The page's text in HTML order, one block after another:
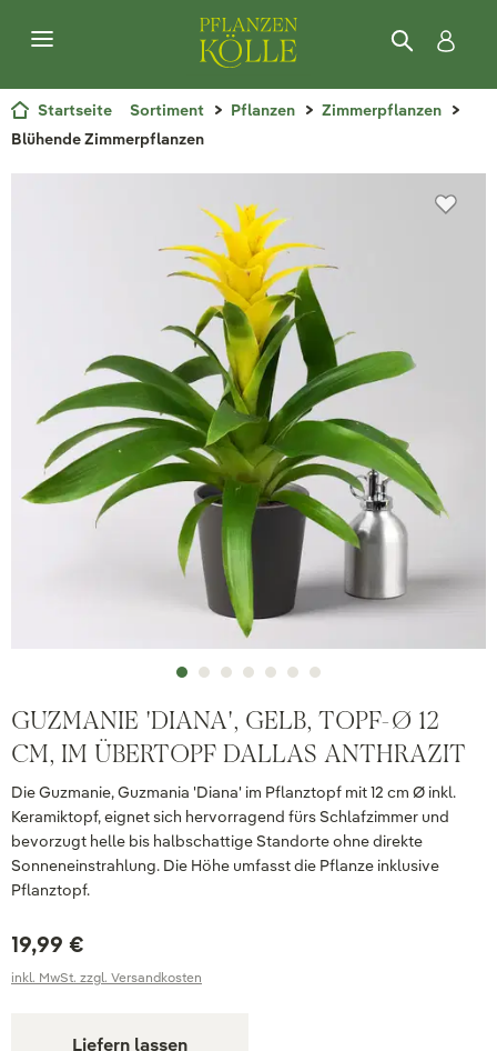
Startseite Sortiment Pflanzen
Zimmerpflanzen
Blühende Zimmerpflanzen
GUZMANIE 'DIANA', GELB, TOPF-Ø 12
CM, IM ÜBERTOPF DALLAS ANTHRAZIT
Die Guzmanie, Guzmania 'Diana' im Pflanztopf mit 12 cm Ø inkl.
Keramiktopf, eignet sich hervorragend fürs Schlafzimmer und
bevorzugt helle bis halbschattige Standorte ohne direkte
Sonneneinstrahlung. Die Höhe umfasst die Pflanze inklusive
Pflanztopf.
19,99 €
inkl. MwSt. zzgl. Versandkosten
Liefern lassen